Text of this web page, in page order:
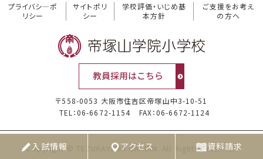
入試情報 アクセス 資料請求
プライバシ―ポ
リシー
サイトポリ
シー
学校評価・いじめ基
本方針
ご支援をお考え
の方へ
〒558-0053 大阪市住吉区帝塚山中3-10-51
TEL：06-6672-1154
FAX：06-6672-1124
Copyright © TEZUKAYAMA GAKUIN. All Rights Reserved.